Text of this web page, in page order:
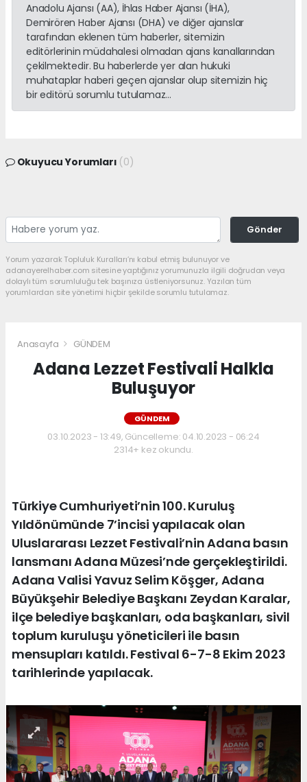
Anadolu Ajansı (AA), İhlas Haber Ajansı (İHA),
Demirören Haber Ajansı (DHA) ve diğer ajanslar
tarafından eklenen tüm haberler, sitemizin
editörlerinin müdahalesi olmadan ajans kanallarından
çekilmektedir. Bu haberlerde yer alan hukuki
muhataplar haberi geçen ajanslar olup sitemizin hiç
bir editörü sorumlu tutulamaz...
Okuyucu Yorumları (0)
Gönder
Yorum yazarak Topluluk Kuralları’nı kabul etmiş bulunuyor ve
adanayerelhaber.com sitesine yaptığınız yorumunuzla ilgili doğrudan veya
dolaylı tüm sorumluluğu tek başınıza üstleniyorsunuz. Yazılan tüm
yorumlardan site yönetimi hiçbir şekilde sorumlu tutulamaz.
Anasayfa GÜNDEM
Adana Lezzet Festivali Halkla
Buluşuyor
GÜNDEM
03.10.2023 - 13:49, Güncelleme: 04.10.2023 - 06:24
2314+ kez okundu.
Türkiye Cumhuriyeti’nin 100. Kuruluş
Yıldönümünde 7’incisi yapılacak olan
Uluslararası Lezzet Festivali’nin Adana basın
lansmanı Adana Müzesi’nde gerçekleştirildi.
Adana Valisi Yavuz Selim Köşger, Adana
Büyükşehir Belediye Başkanı Zeydan Karalar,
ilçe belediye başkanları, oda başkanları, sivil
toplum kuruluşu yöneticileri ile basın
mensupları katıldı. Festival 6-7-8 Ekim 2023
tarihlerinde yapılacak.